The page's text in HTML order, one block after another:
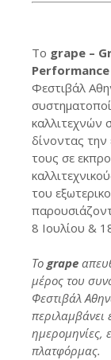
Το grape –
Performance
Φεστιβάλ
καλλιτεχνών
δίνοντας
τους σε
του
8 Ιουλίου &
Τοgrape
μέρος του
Φεστιβάλ
περιλαμβάνει
ημερομηνίες,
πλατφόρμας.